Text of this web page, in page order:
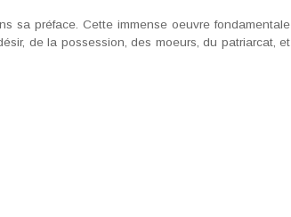
sa préface. Cette immense oeuvre fondamentale
de la possession, des moeurs, du patriarcat, et